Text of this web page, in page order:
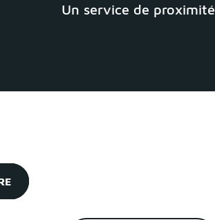
Un service de proximité